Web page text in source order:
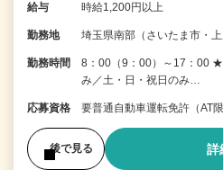
給与 時給1,200円以上
勤務地 埼玉県南部（さいたま市・
勤務時間
8：00（9：00）～17：00
み／土・日・祝日のみ…
応募資格 要普通自動車運転免許（AT限
後で見る 詳